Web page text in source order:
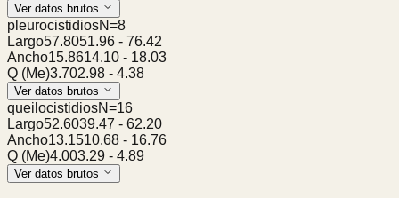
Ver datos brutos
pleurocistidiosN=8
Largo57.8051.96 - 76.42
Ancho15.8614.10 - 18.03
Q (Me)3.702.98 - 4.38
Ver datos brutos
queilocistidiosN=16
Largo52.6039.47 - 62.20
Ancho13.1510.68 - 16.76
Q (Me)4.003.29 - 4.89
Ver datos brutos